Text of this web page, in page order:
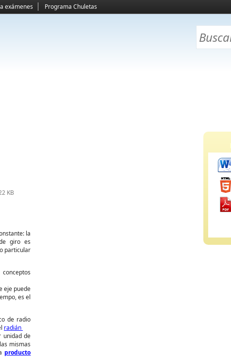
exámenes Programa Chuletas
KB
la
giro es
particular
eje puede
es el
de radio
radián
unidad de
mismas
producto